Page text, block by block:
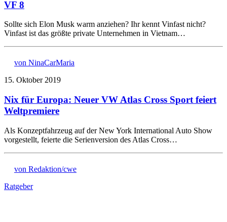
VF 8
Sollte sich Elon Musk warm anziehen? Ihr kennt Vinfast nicht?
Vinfast ist das größte private Unternehmen in Vietnam…
von NinaCarMaria
15. Oktober 2019
Nix für Europa: Neuer VW Atlas Cross Sport feiert
Weltpremiere
Als Konzeptfahrzeug auf der New York International Auto Show
vorgestellt, feierte die Serienversion des Atlas Cross…
von Redaktion/cwe
Ratgeber